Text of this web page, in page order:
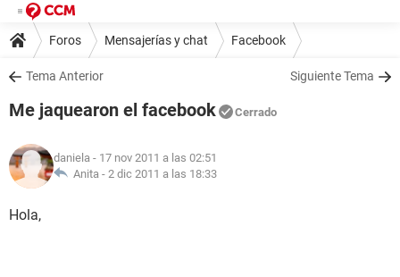
Foros Mensajerías y chat Facebook
Tema Anterior Siguiente Tema
Me jaquearon el facebook Cerrado
daniela - 17 nov 2011 a las 02:51
Anita - 2 dic 2011 a las 18:33
Hola,